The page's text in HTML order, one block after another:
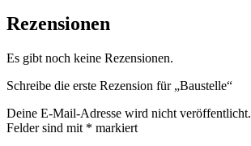
Rezensionen
Es gibt noch keine Rezensionen.
Schreibe die erste Rezension für „Baustelle“
Deine E-Mail-Adresse wird nicht veröffentlicht.
Felder sind mit * markiert